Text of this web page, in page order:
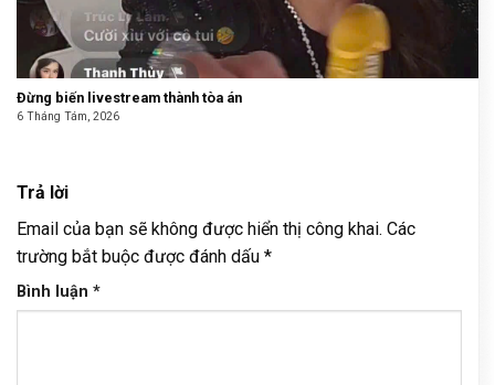
Đừng biến livestream thành tòa án
6 Tháng Tám, 2026
Trả lời
Email của bạn sẽ không được hiển thị công khai. Các
trường bắt buộc được đánh dấu *
Bình luận *